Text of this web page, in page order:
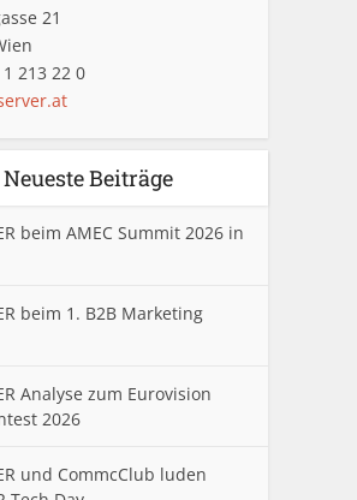
21
213 22 0
Neueste Beiträge
beim AMEC Summit 2026 in
beim 1. B2B Marketing
Analyse zum Eurovision
2026
und CommcClub luden